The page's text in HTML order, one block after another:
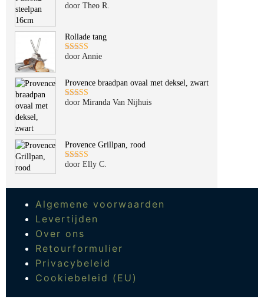
Gewaardeerd
door Theo R.
Rollade tang
Gewaardeerd
door Annie
Provence braadpan ovaal met deksel, zwart
Gewaardeerd
door Miranda Van Nijhuis
Provence Grillpan, rood
Gewaardeerd
door Elly C.
Algemene voorwaarden
Levertijden
Over ons
Retourformulier
Privacybeleid
Cookiebeleid (EU)